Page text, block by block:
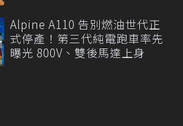
Alpine A110 告別燃油世代正
式停產！第三代純電跑車率先
曝光 800V、雙後馬達上身